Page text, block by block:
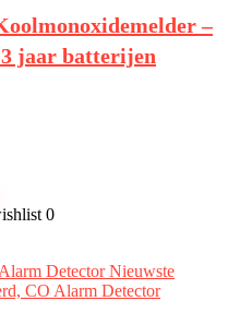
–
jaar batterijen
0